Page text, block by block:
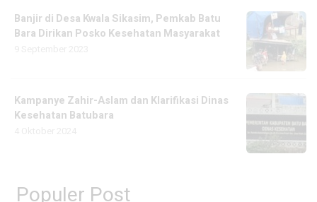
Banjir di Desa Kwala Sikasim, Pemkab Batu
Bara Dirikan Posko Kesehatan Masyarakat
Kampanye Zahir-Aslam dan Klarifikasi Dinas
Kesehatan Batubara
Populer Post